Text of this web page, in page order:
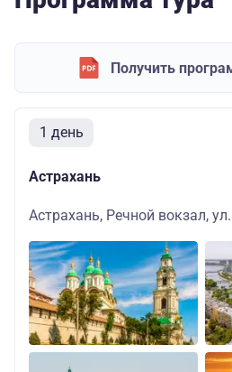
Получить
1 день
Астрахань
Астрахань, Речной вокзал,